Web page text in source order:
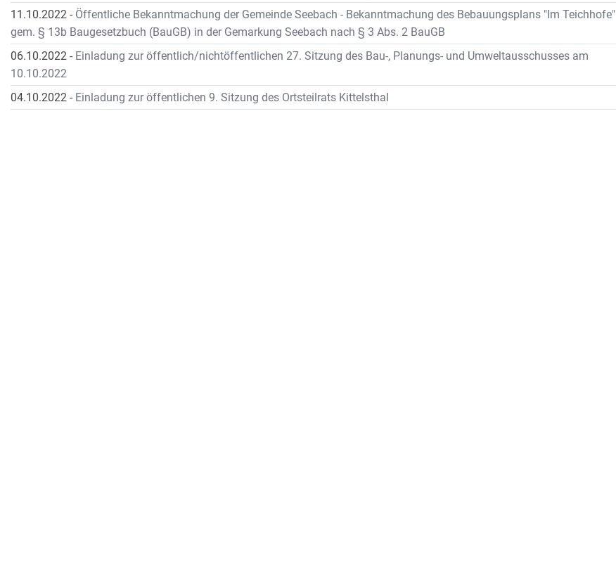
11.10.2022 - Öffentliche Bekanntmachung der Gemeinde Seebach - Bekanntmachung des Bebauungsplans "Im Teichhofe"
gem. § 13b Baugesetzbuch (BauGB) in der Gemarkung Seebach nach § 3 Abs. 2 BauGB
06.10.2022 - Einladung zur öffentlich/nichtöffentlichen 27. Sitzung des Bau-, Planungs- und Umweltausschusses am
10.10.2022
04.10.2022 - Einladung zur öffentlichen 9. Sitzung des Ortsteilrats Kittelsthal